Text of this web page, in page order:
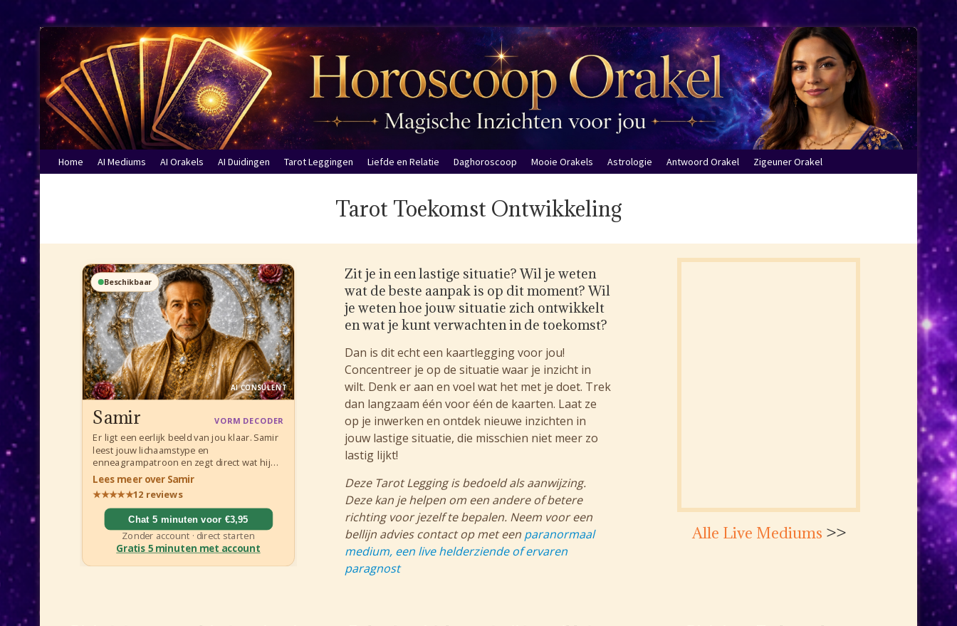
Home AI Mediums AI Orakels AI Duidingen Tarot Leggingen Liefde en Relatie Daghoroscoop Mooie Orakels Astrologie Antwoord Orakel Zigeuner Orakel
Tarot Toekomst Ontwikkeling
Zit je in een lastige situatie? Wil je weten
wat de beste aanpak is op dit moment? Wil
je weten hoe jouw situatie zich ontwikkelt
en wat je kunt verwachten in de toekomst?
Dan is dit echt een kaartlegging voor jou!
Concentreer je op de situatie waar je inzicht in
wilt. Denk er aan en voel wat het met je doet. Trek
dan langzaam één voor één de kaarten. Laat ze
op je inwerken en ontdek nieuwe inzichten in
jouw lastige situatie, die misschien niet meer zo
lastig lijkt!
Deze Tarot Legging is bedoeld als aanwijzing.
Deze kan je helpen om een andere of betere
richting voor jezelf te bepalen. Neem voor een
bellijn advies contact op met een paranormaal
medium, een live helderziende of ervaren
paragnost
Alle Live Mediums >>